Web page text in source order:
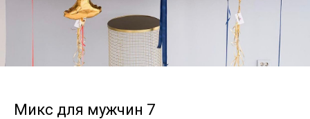
Микс для мужчин 7